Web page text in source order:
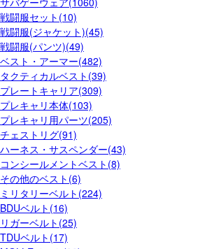
戦闘服セット(10)
戦闘服(ジャケット)(45)
戦闘服(パンツ)(49)
ベスト・アーマー(482)
タクティカルベスト(39)
プレートキャリア(309)
プレキャリ本体(103)
プレキャリ用パーツ(205)
チェストリグ(91)
ハーネス・サスペンダー(43)
コンシールメントベスト(8)
その他のベスト(6)
ミリタリーベルト(224)
BDUベルト(16)
リガーベルト(25)
TDUベルト(17)